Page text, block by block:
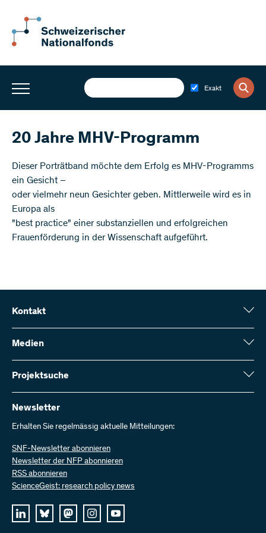
Exakt
20 Jahre MHV-Programm
​​Dieser Porträtband möchte dem Erfolg es MHV-Programms
ein Gesicht –
oder vielmehr neun Gesichter geben. Mittlerweile wird es in
Europa als
"best practice" einer substanziellen und erfolgreichen
Frauenförderung in der Wissenschaft aufgeführt.
Kontakt
Schweizerischer Nationalfonds (SNF)
Wildhainweg 3
Kontakt aufnehmen
Rechnung senden
Bei uns arbeiten
Offene Stellen
Medien
Medienauskünfte
Jahresbericht
Projektsuche
Hier finden Sie umfangreiche Informationen zu den vom SNF
bewilligten Forschungsprojekten und Förderbeiträgen:
Projektsuche
Newsletter
Erhalten Sie regelmässig aktuelle Mitteilungen:
SNF-Newsletter abonnieren
Newsletter der NFP abonnieren
RSS abonnieren
ScienceGeist: research policy news